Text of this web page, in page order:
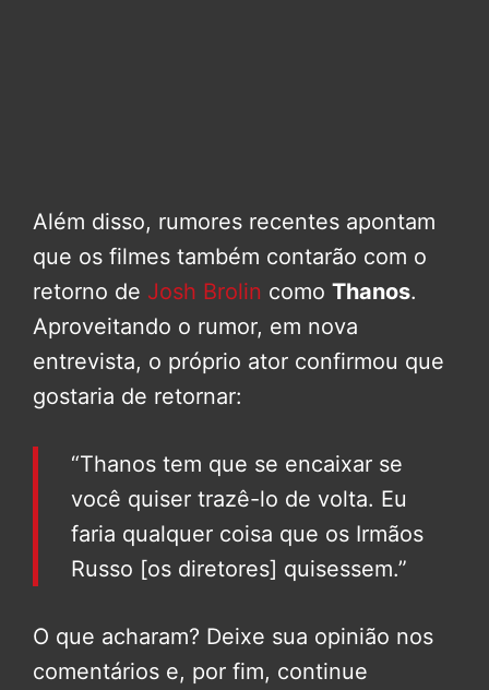
Além disso, rumores recentes apontam
que os filmes também contarão com o
retorno de Josh Brolin como Thanos.
Aproveitando o rumor, em nova
entrevista, o próprio ator confirmou que
gostaria de retornar:
“Thanos tem que se encaixar se
você quiser trazê-lo de volta. Eu
faria qualquer coisa que os Irmãos
Russo [os diretores] quisessem.”
O que acharam? Deixe sua opinião nos
comentários e, por fim, continue